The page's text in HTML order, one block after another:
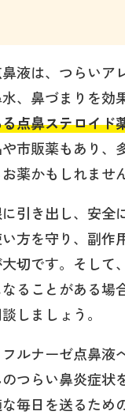
液は、つらいア
、鼻づまりを効
点鼻ステロイド
市販薬もあり、
薬かもしれません
引き出し、安全
方を守り、副作
切です。そして
ることがある場
しましょう。
ルナーゼ点鼻液
つらい鼻炎症状
毎日を送るため